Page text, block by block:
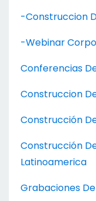
-construccion
-webinar
Conferencias
Construccion
Construcción
Construcción
Latinoamerica
Grabaciones